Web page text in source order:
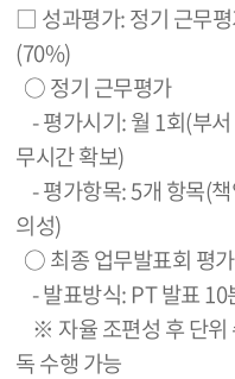
□ 성과평가: 정기 근무
(70%)
○ 정기 근무평가
- 평가시기: 월 1회(부
무시간 확보)
- 평가항목: 5개 항목(
의성)
○ 최종 업무발표회 평가
- 발표방식: PT 발표
※ 자율 조편성 후 단위
독 수행 가능